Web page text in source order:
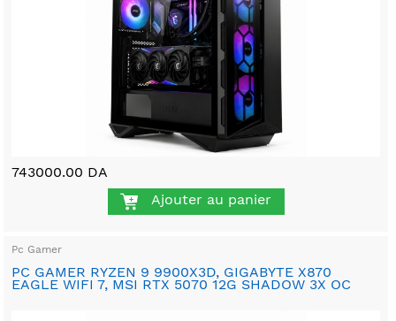
743000.00 DA
Ajouter au panier
Pc Gamer
PC GAMER RYZEN 9 9900X3D, GIGABYTE X870
EAGLE WIFI 7, MSI RTX 5070 12G SHADOW 3X OC